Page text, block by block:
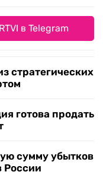
в Telegram
стратегических
готова продать
сумму убытков
России